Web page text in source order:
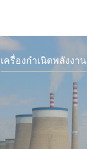
เครื่องกำเนิดพลังงาน